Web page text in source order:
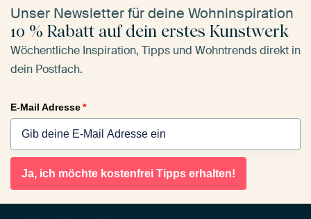
Unser Newsletter für deine Wohninspiration
10 % Rabatt auf dein erstes Kunstwerk
Wöchentliche Inspiration, Tipps und Wohntrends direkt in
dein Postfach.
E-Mail Adresse*
Ja, ich möchte kostenfrei Tipps erhalten!